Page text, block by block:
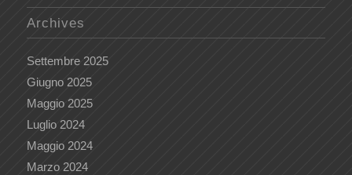
Archives
Settembre 2025
Giugno 2025
Maggio 2025
Luglio 2024
Maggio 2024
Marzo 2024